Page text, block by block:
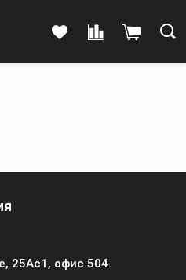
25Ас1, офис 504.